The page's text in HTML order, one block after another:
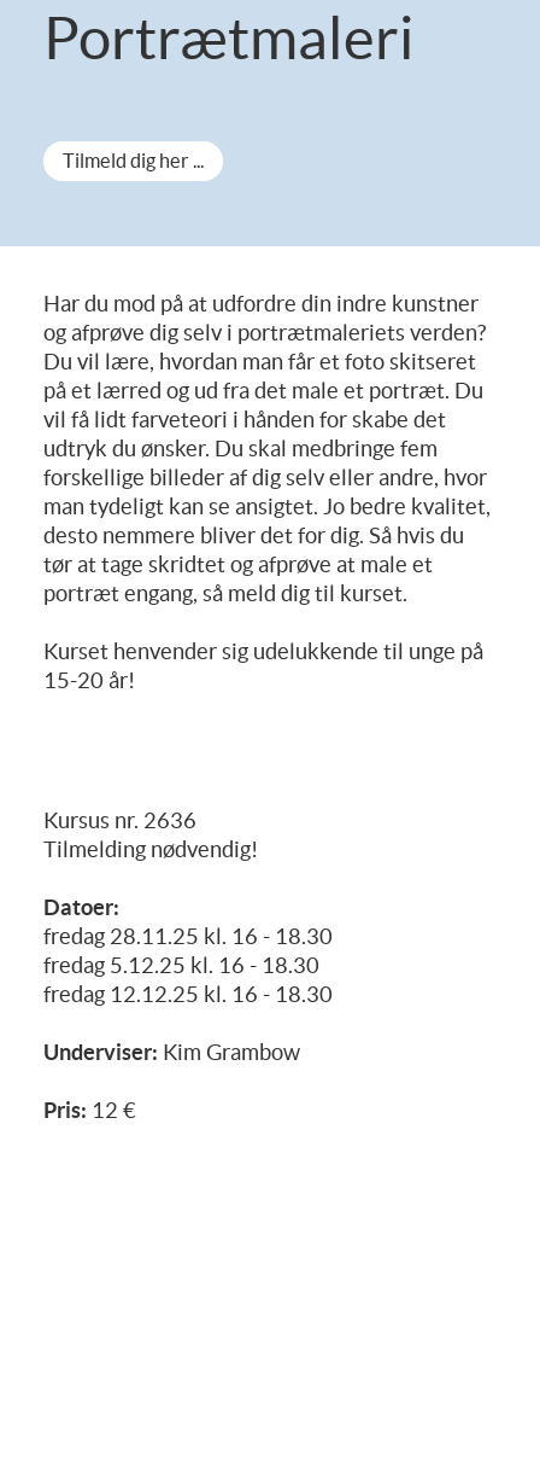
Portrætmaleri
Tilmeld dig her ...
Har du mod på at udfordre din indre kunstner
og afprøve dig selv i portrætmaleriets verden?
Du vil lære, hvordan man får et foto skitseret
på et lærred og ud fra det male et portræt. Du
vil få lidt farveteori i hånden for skabe det
udtryk du ønsker. Du skal medbringe fem
forskellige billeder af dig selv eller andre, hvor
man tydeligt kan se ansigtet. Jo bedre kvalitet,
desto nemmere bliver det for dig. Så hvis du
tør at tage skridtet og afprøve at male et
portræt engang, så meld dig til kurset.
Kurset henvender sig udelukkende til unge på
15-20 år!
Kursus nr. 2636
Tilmelding nødvendig!
Datoer:
fredag 28.11.25 kl. 16 - 18.30
fredag 5.12.25 kl. 16 - 18.30
fredag 12.12.25 kl. 16 - 18.30
Underviser: Kim Grambow
Pris: 12 €